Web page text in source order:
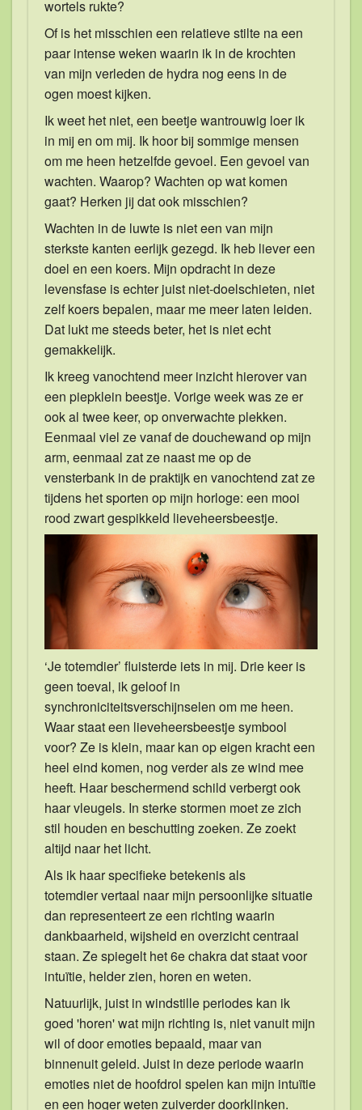
wortels rukte?
Of is het misschien een relatieve stilte na een
paar intense weken waarin ik in de krochten
van mijn verleden de hydra nog eens in de
ogen moest kijken.
Ik weet het niet, een beetje wantrouwig loer ik
in mij en om mij. Ik hoor bij sommige mensen
om me heen hetzelfde gevoel. Een gevoel van
wachten. Waarop? Wachten op wat komen
gaat? Herken jij dat ook misschien?
Wachten in de luwte is niet een van mijn
sterkste kanten eerlijk gezegd. Ik heb liever een
doel en een koers. Mijn opdracht in deze
levensfase is echter juist niet-doelschieten, niet
zelf koers bepalen, maar me meer laten leiden.
Dat lukt me steeds beter, het is niet echt
gemakkelijk.
Ik kreeg vanochtend meer inzicht hierover van
een piepklein beestje. Vorige week was ze er
ook al twee keer, op onverwachte plekken.
Eenmaal viel ze vanaf de douchewand op mijn
arm, eenmaal zat ze naast me op de
vensterbank in de praktijk en vanochtend zat ze
tijdens het sporten op mijn horloge: een mooi
rood zwart gespikkeld lieveheersbeestje.
‘Je totemdier’ fluisterde iets in mij. Drie keer is
geen toeval, ik geloof in
synchroniciteitsverschijnselen om me heen.
Waar staat een lieveheersbeestje symbool
voor? Ze is klein, maar kan op eigen kracht een
heel eind komen, nog verder als ze wind mee
heeft. Haar beschermend schild verbergt ook
haar vleugels. In sterke stormen moet ze zich
stil houden en beschutting zoeken. Ze zoekt
altijd naar het licht.
Als ik haar specifieke betekenis als
totemdier vertaal naar mijn persoonlijke situatie
dan representeert ze een richting waarin
dankbaarheid, wijsheid en overzicht centraal
staan. Ze spiegelt het 6e chakra dat staat voor
intuïtie, helder zien, horen en weten.
Natuurlijk, juist in windstille periodes kan ik
goed 'horen' wat mijn richting is, niet vanuit mijn
wil of door emoties bepaald, maar van
binnenuit geleid. Juist in deze periode waarin
emoties niet de hoofdrol spelen kan mijn intuïtie
en een hoger weten zuiverder doorklinken.